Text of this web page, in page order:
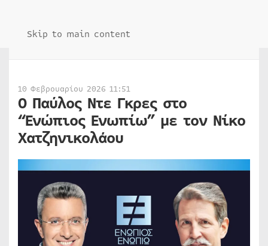
Skip to main content
10 Φεβρουαρίου 2026 11:51
Ο Παύλος Ντε Γκρες στο
“Ενώπιος Ενωπίω” με τον Νίκο
Χατζηνικολάου